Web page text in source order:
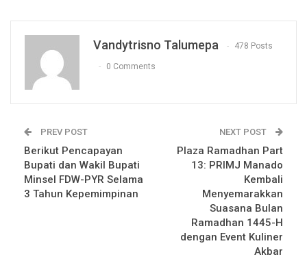
Vandytrisno Talumepa 478 Posts
0 Comments
PREV POST
Berikut Pencapayan
Bupati dan Wakil Bupati
Minsel FDW-PYR Selama
3 Tahun Kepemimpinan
NEXT POST
Plaza Ramadhan Part
13: PRIMJ Manado
Kembali
Menyemarakkan
Suasana Bulan
Ramadhan 1445-H
dengan Event Kuliner
Akbar